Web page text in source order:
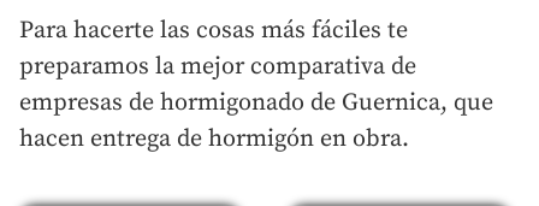
Para hacerte las cosas más fáciles te
preparamos la mejor comparativa de
empresas de hormigonado de Guernica, que
hacen entrega de hormigón en obra.